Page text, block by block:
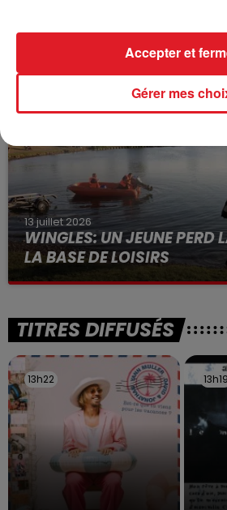
BÉTHUNE: ENQUÊTE POUR
VOLONTAIRE EN COURS,
Selon les premiers éléments,
à des prostituées
13 juillet 2026
WINGLES: UN JEUNE PERD
LA BASE DE LOISIRS
La victime a coulé à pic
TITRES DIFFUSÉS
13h22
13h22 13h19
13h19
Gérer mes
Accepter et